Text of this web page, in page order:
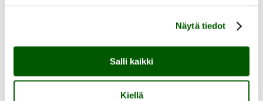
Näytä tiedot
Salli kaikki
Kiellä
Heikkilän tapahtumat
Tutustu Heikkilän museoalueeseen
Lasten kanssa Heikkilään